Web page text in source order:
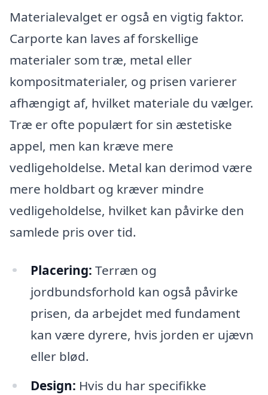
Materialevalget er også en vigtig faktor.
Carporte kan laves af forskellige
materialer som træ, metal eller
kompositmaterialer, og prisen varierer
afhængigt af, hvilket materiale du vælger.
Træ er ofte populært for sin æstetiske
appel, men kan kræve mere
vedligeholdelse. Metal kan derimod være
mere holdbart og kræver mindre
vedligeholdelse, hvilket kan påvirke den
samlede pris over tid.
Placering: Terræn og
jordbundsforhold kan også påvirke
prisen, da arbejdet med fundament
kan være dyrere, hvis jorden er ujævn
eller blød.
Design: Hvis du har specifikke